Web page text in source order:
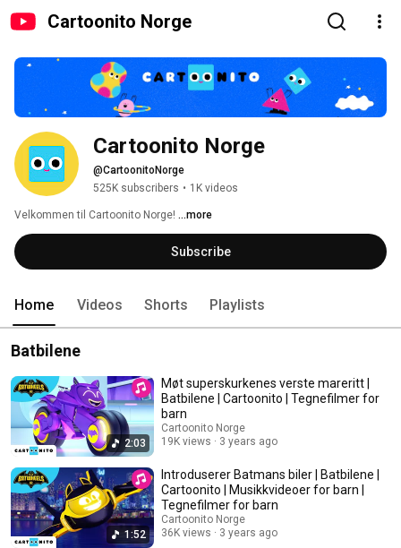
Cartoonito Norge
Cartoonito Norge
@CartoonitoNorge
525K subscribers • 1K videos
Velkommen til Cartoonito Norge! ...more
Subscribe
Home Videos Shorts Playlists
Batbilene
2:03
Møt superskurkenes verste mareritt |
Batbilene | Cartoonito | Tegnefilmer for
barn
Cartoonito Norge
19K views
3 years ago
1:52
Introduserer Batmans biler | Batbilene |
Cartoonito | Musikkvideoer for barn |
Tegnefilmer for barn
Cartoonito Norge
36K views
3 years ago